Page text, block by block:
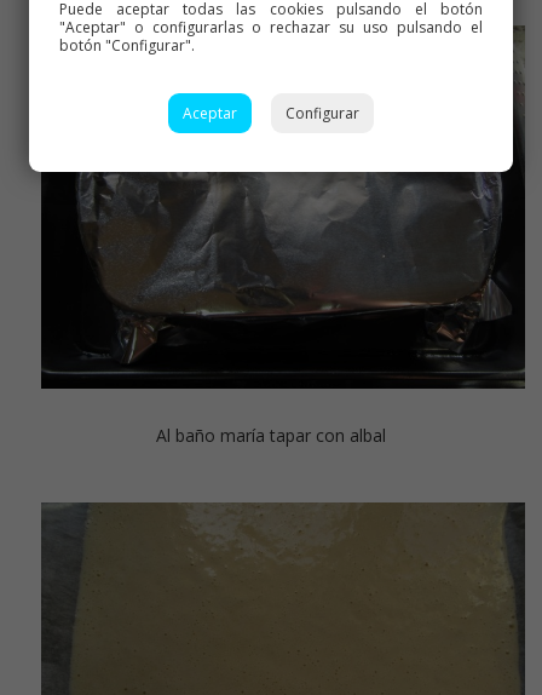
Al baño maría tapar con albal
Puede aceptar todas las cookies pulsando el botón
"Aceptar" o configurarlas o rechazar su uso pulsando el
botón "Configurar".
Aceptar Configurar